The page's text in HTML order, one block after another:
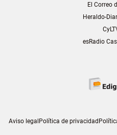
El Correo
Heraldo-
esRadio
Aviso legalPolítica de privacidad